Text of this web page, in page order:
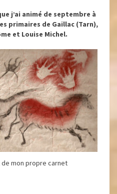
j’ai animé de septembre à
primaires de Gaillac (Tarn),
et Louise Michel.
mon propre carnet